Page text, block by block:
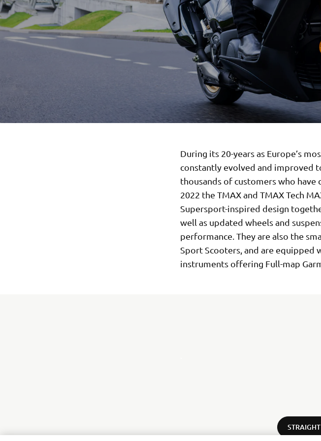
During its 20-years as Europe’s
constantly evolved and improved
thousands of customers who have
2022 the TMAX and TMAX Tech
Supersport-inspired design
well as updated wheels and
performance. They are also the
Sport Scooters, and are equipped
instruments offering Full-map